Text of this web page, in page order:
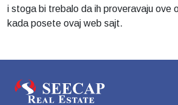
i stoga bi trebalo da ih proveravaju ove
kada posete ovaj web sajt.